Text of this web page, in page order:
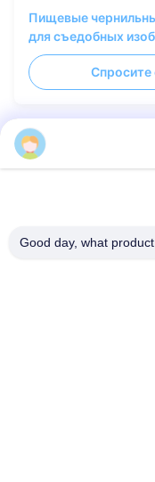
Пищевые
для съедобных
выпечки и
Спросите
Вы можете
Good day, what